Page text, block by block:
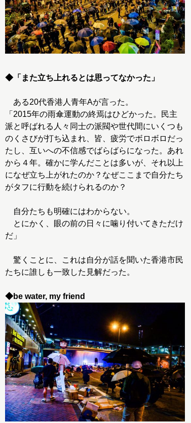
◆「また立ち上れるとは思ってなかった」
ある20代香港人青年Aが言った。
「2015年の雨傘運動の終焉はひどかった。民主
派と呼ばれる人々同士の派閥や世代間にいくつも
のくさびが打ち込まれ、皆、疲労でボロボロだっ
たし、互いへの不信感でばらばらになった。あれ
から４年。確かに学んだことは多いが、それ以上
になぜ立ち上がれたのか？なぜここまで自分たち
がタフに行動を続けられるのか？
自分たちも明確にはわからない。
とにかく、眼の前の日々に噛り付いてきただけ
だ」
驚くことに、これは自分が話を聞いた香港市民
たちに誰しも一致した見解だった。
◆be water, my friend